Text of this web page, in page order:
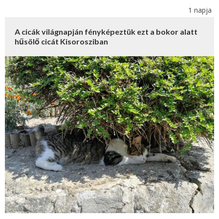
1 napja
A cicák világnapján fényképeztük ezt a bokor alatt
hűsölő cicát Kisorosziban